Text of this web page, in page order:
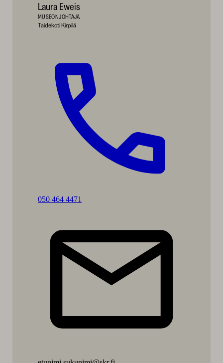
Laura Eweis
MUSEONJOHTAJA
Taidekoti Kirpilä
Soita:
050 464 4471